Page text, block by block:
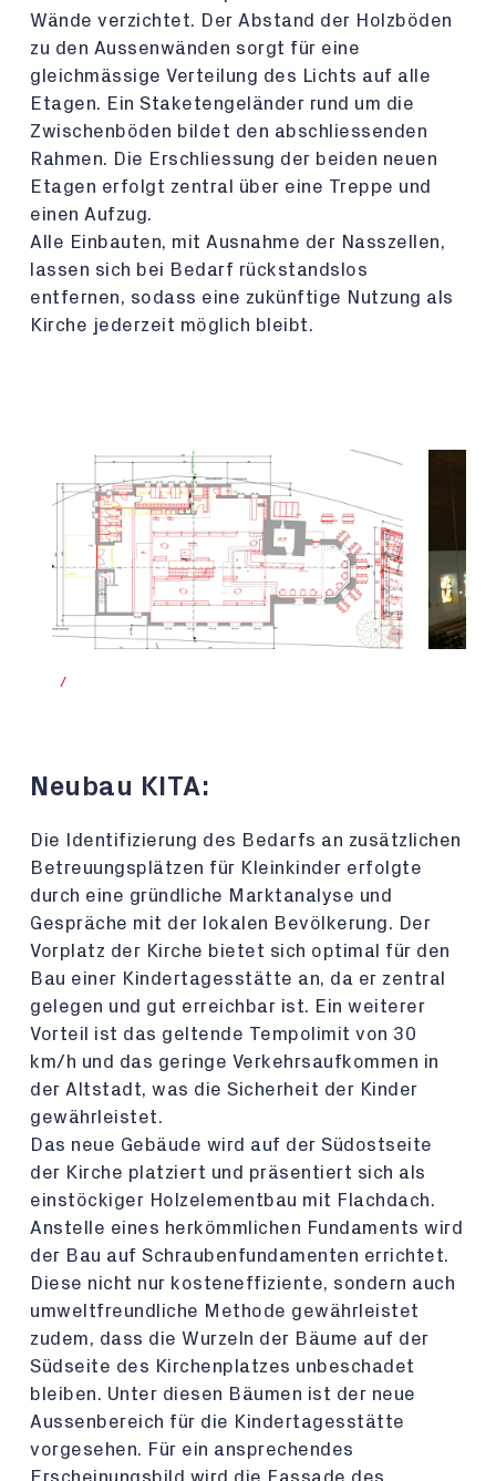
Wände verzichtet. Der Abstand der Holzböden
zu den Aussenwänden sorgt für eine
gleichmässige Verteilung des Lichts auf alle
Etagen. Ein Staketengeländer rund um die
Zwischenböden bildet den abschliessenden
Rahmen. Die Erschliessung der beiden neuen
Etagen erfolgt zentral über eine Treppe und
einen Aufzug.
Alle Einbauten, mit Ausnahme der Nasszellen,
lassen sich bei Bedarf rückstandslos
entfernen, sodass eine zukünftige Nutzung als
Kirche jederzeit möglich bleibt.
/
Neubau KITA:
Die Identifizierung des Bedarfs an zusätzlichen
Betreuungsplätzen für Kleinkinder erfolgte
durch eine gründliche Marktanalyse und
Gespräche mit der lokalen Bevölkerung. Der
Vorplatz der Kirche bietet sich optimal für den
Bau einer Kindertagesstätte an, da er zentral
gelegen und gut erreichbar ist. Ein weiterer
Vorteil ist das geltende Tempolimit von 30
km/h und das geringe Verkehrsaufkommen in
der Altstadt, was die Sicherheit der Kinder
gewährleistet.
Das neue Gebäude wird auf der Südostseite
der Kirche platziert und präsentiert sich als
einstöckiger Holzelementbau mit Flachdach.
Anstelle eines herkömmlichen Fundaments wird
der Bau auf Schraubenfundamenten errichtet.
Diese nicht nur kosteneffiziente, sondern auch
umweltfreundliche Methode gewährleistet
zudem, dass die Wurzeln der Bäume auf der
Südseite des Kirchenplatzes unbeschadet
bleiben. Unter diesen Bäumen ist der neue
Aussenbereich für die Kindertagesstätte
vorgesehen. Für ein ansprechendes
Erscheinungsbild wird die Fassade des